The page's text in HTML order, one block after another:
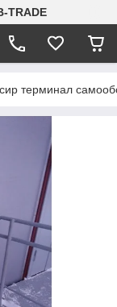
TRADE
терминал